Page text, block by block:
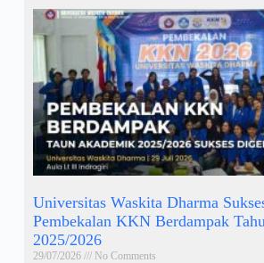
Universitas Waskita Dharma
Pembekalan KKN Berdampak
2025/2026
29/07/2026 No Comments